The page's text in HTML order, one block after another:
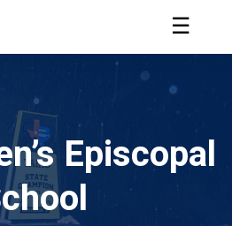
☰
Episcopal